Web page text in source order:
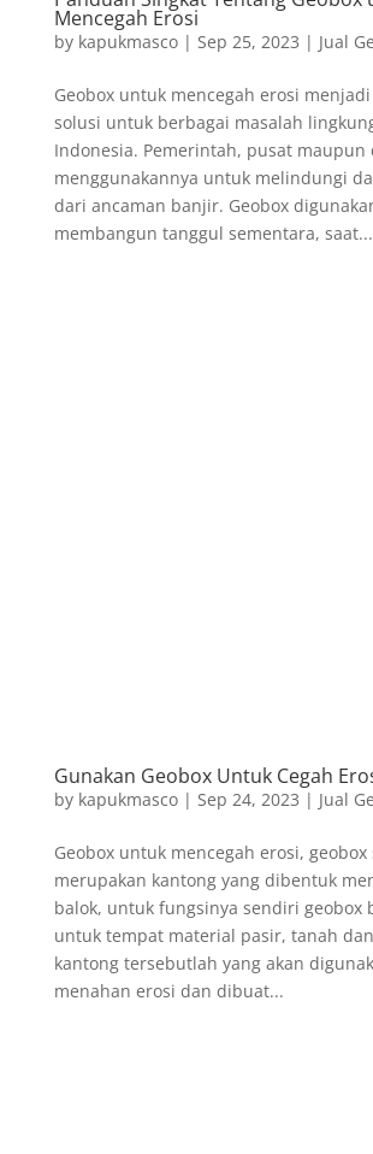
Mencegah Erosi
by kapukmasco| Sep 25, 2023 | Jual
Geobox untuk mencegah erosi
solusi untuk berbagai masalah
Indonesia. Pemerintah, pusat maupun
menggunakannya untuk melindungi
dari ancaman banjir. Geobox
membangun tanggul sementara, saat...
Gunakan Geobox Untuk Cegah
by kapukmasco| Sep 24, 2023 | Jual
Geobox untuk mencegah erosi,
merupakan kantong yang dibentuk
balok, untuk fungsinya sendiri geobox
untuk tempat material pasir, tanah
kantong tersebutlah yang akan
menahan erosi dan dibuat...